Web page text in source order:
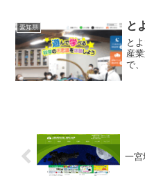
愛知県 と
と
産
で
一宮